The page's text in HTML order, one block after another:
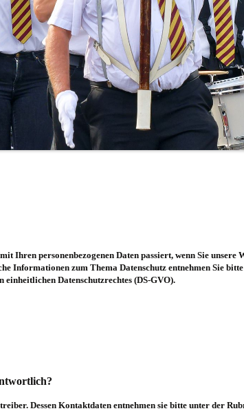
Ihren personenbezogenen Daten passiert, wenn Sie unsere
Informationen zum Thema Datenschutz entnehmen Sie
einheitlichen Datenschutzrechtes (DS-GVO).
Dessen Kontaktdaten entnehmen sie bitte unter der